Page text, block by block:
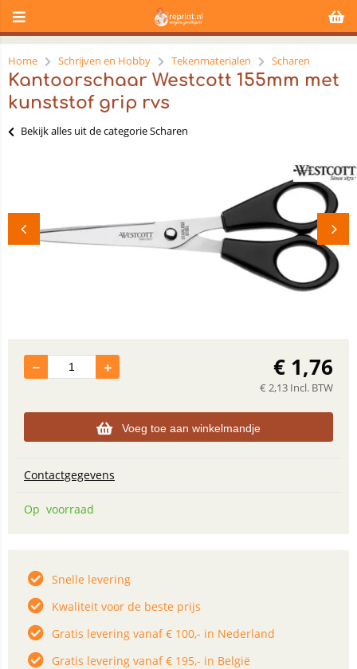
Home Schrijven en Hobby Tekenmaterialen Scharen
Kantoorschaar Westcott 155mm met
kunststof grip rvs
Bekijk alles uit de categorie Scharen
€ 1,76
€ 2,13 Incl. BTW
Voeg toe aan winkelmandje
Contactgegevens
Op voorraad
Snelle levering
Kwaliteit voor de beste prijs
Gratis levering vanaf € 100,- in Nederland
Gratis levering vanaf € 195,- in België